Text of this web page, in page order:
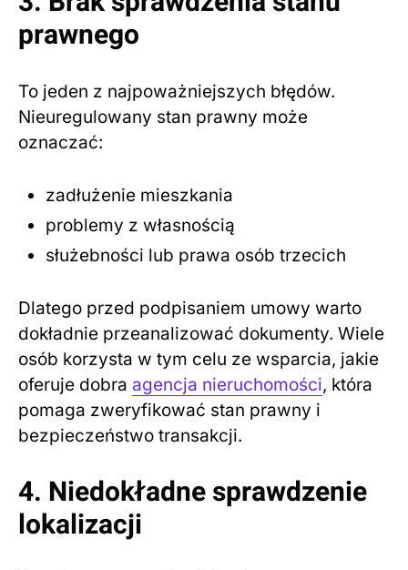
prawnego
To jeden z najpoważniejszych błędów.
Nieuregulowany stan prawny może
oznaczać:
zadłużenie mieszkania
problemy z własnością
służebności lub prawa osób trzecich
Dlatego przed podpisaniem umowy warto
dokładnie przeanalizować dokumenty. Wiele
osób korzysta w tym celu ze wsparcia, jakie
oferuje dobra agencja nieruchomości, która
pomaga zweryfikować stan prawny i
bezpieczeństwo transakcji.
4. Niedokładne sprawdzenie
lokalizacji